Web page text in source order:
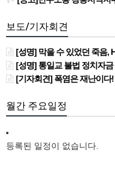
보도/기자회견
[성명] 막을 수 있었던 죽음, HL만도가 책임져라 :
[성명] 통일교 불법 정치자금
[기자회견] 폭염은 재난이다! 폭염으로부터 안전
월간 주요일정
등록된 일정이 없습니다.